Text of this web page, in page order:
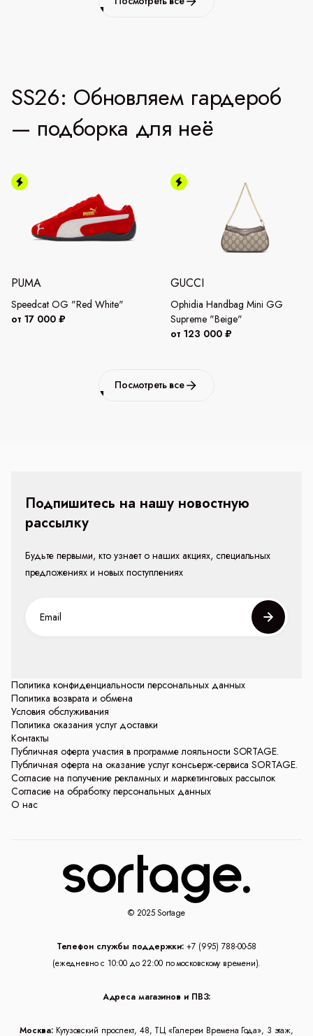
SS26: Обновляем гардероб
— подборка для неё
PUMA
Speedcat OG "Red White"
от 17 000 ₽
GUCCI
Ophidia Handbag Mini GG
Supreme "Beige"
от 123 000 ₽
Посмотреть все
Политика конфиденциальности персональных данных
Политика возврата и обмена
Условия обслуживания
Политика оказания услуг доставки
Контакты
Публичная оферта участия в программе лояльности SORTAGE.
Публичная оферта на оказание услуг консьерж-сервиса SORTAGE.
Согласие на получение рекламных и маркетинговых рассылок
Согласие на обработку персональных данных
О нас
Подпишитесь на нашу новостную
рассылку
Будьте первыми, кто узнает о наших акциях, специальных
предложениях и новых поступлениях
© 2025 Sortage
Телефон службы поддержки: +7 (995) 788-00-58
(ежедневно с 10:00 до 22:00 по московскому времени).
Адреса магазинов и ПВЗ:
Москва: Кутузовский проспект, 48, ТЦ «Галереи Времена Года», 3 этаж,